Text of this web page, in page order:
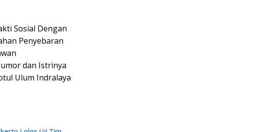
Sosial Dengan
Penyebaran
dan Istrinya
Ulum Indralaya